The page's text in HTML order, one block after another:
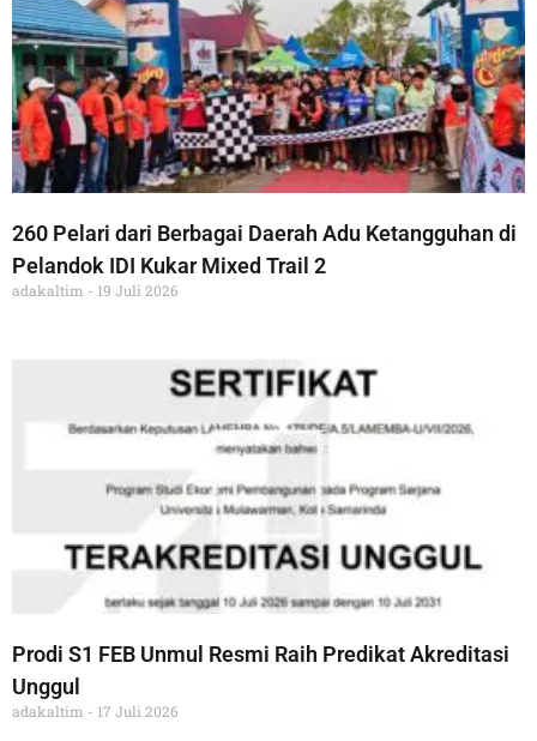
260 Pelari dari Berbagai Daerah Adu Ketangguhan di
Pelandok IDI Kukar Mixed Trail 2
adakaltim 19 Juli 2026
Prodi S1 FEB Unmul Resmi Raih Predikat Akreditasi
Unggul
adakaltim 17 Juli 2026